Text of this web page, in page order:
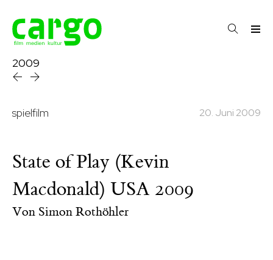
2009
spielfilm 20. Juni 2009
State of Play (Kevin
Macdonald) USA 2009
Von Simon Rothöhler